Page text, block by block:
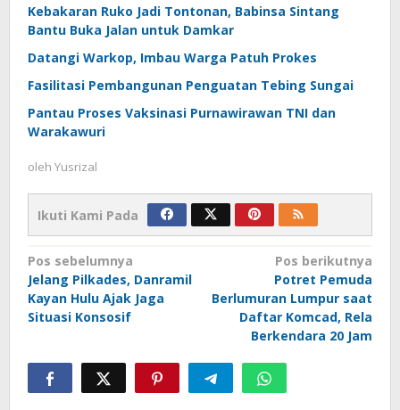
Kebakaran Ruko Jadi Tontonan, Babinsa Sintang
Bantu Buka Jalan untuk Damkar
Datangi Warkop, Imbau Warga Patuh Prokes
Fasilitasi Pembangunan Penguatan Tebing Sungai
Pantau Proses Vaksinasi Purnawirawan TNI dan
Warakawuri
oleh Yusrizal
Ikuti Kami Pada
Navigasi
pos
Pos sebelumnya
Jelang Pilkades, Danramil
Kayan Hulu Ajak Jaga
Situasi Konsosif
Pos berikutnya
Potret Pemuda
Berlumuran Lumpur saat
Daftar Komcad, Rela
Berkendara 20 Jam